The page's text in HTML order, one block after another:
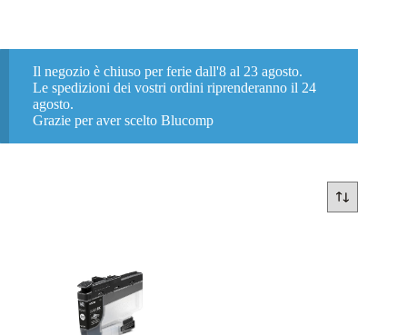
Il negozio è chiuso per ferie dall'8 al 23 agosto.
Le spedizioni dei vostri ordini riprenderanno il 24
agosto.
Grazie per aver scelto Blucomp